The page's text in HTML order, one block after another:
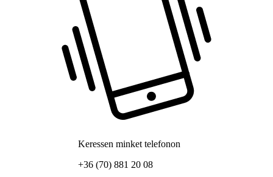
Keressen minket telefonon
+36 (70) 881 20 08